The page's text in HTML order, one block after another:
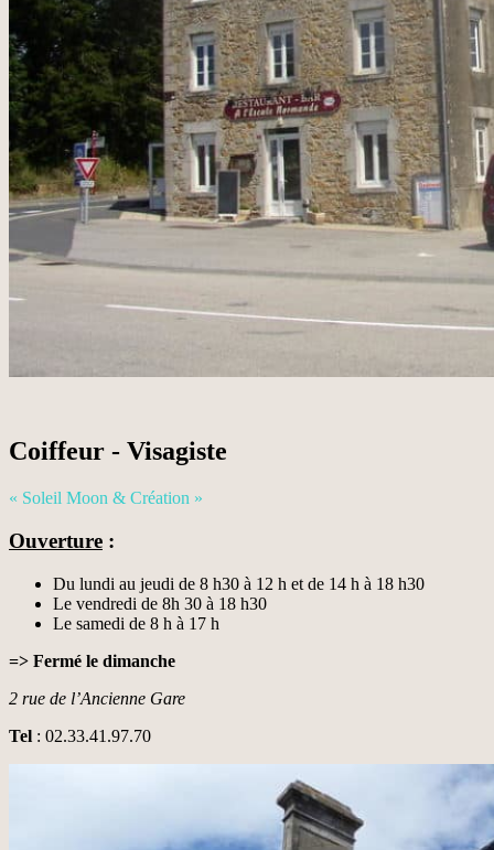
Coiffeur - Visagiste
« Soleil Moon & Création »
Ouverture :
Du lundi au jeudi de 8 h30 à 12 h et de 14 h à 18 h30
Le vendredi de 8h 30 à 18 h30
Le samedi de 8 h à 17 h
=> Fermé le dimanche
2 rue de l’Ancienne Gare
Tel : 02.33.41.97.70